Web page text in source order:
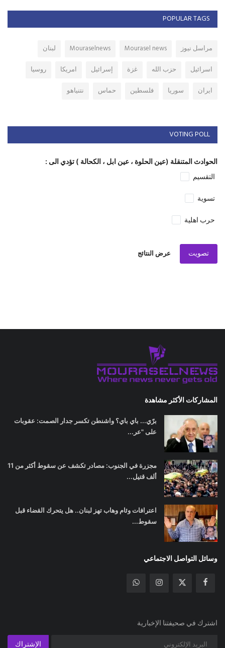
POPULAR TAGS
مراسل نيوز Mourasel news
Mouraselnews
لبنان
اسرائيل
حزب الله غزة إسرائيل امريكا
روسيا
ايران
سوريا فلسطين حماس نتنياهو
VOTING POLL
الحوادث المتنقلة (عين الحلوة ، عين ابل ، الكحالة ) تؤدي الى :
التقسيم
تسوية
حرب اهلية
تصويت عرض النتائج
المشاركات الأكثر مشاهدة
برّي... باي باي؟ واشنطن تكسر جدار الصمت: عقوبات
على "عر...
مجزرة في الجنوب: مصادر تكشف عن سقوط أكثر من 11
ألف قتيل...
اعترافات وئام وهاب تهز لبنان.. هل يتحرك القضاء قبل
سقوط...
وسائل التواصل الاجتماعي
اشترك في صحيفتنا الإخبارية
الإشتراك